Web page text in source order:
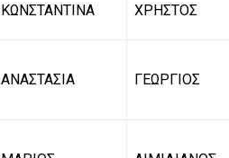
ΚΩΝΣΤΑΝΤΙΝΑ ΧΡΗΣΤΟΣ
ΑΝΑΣΤΑΣΙΑ ΓΕΩΡΓΙΟΣ